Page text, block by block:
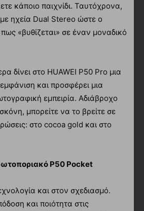
κάποιο παιχνίδι. Ταυτόχρονα,
με ηχεία Dual Stereo ώστε ο
«βυθίζεται» σε έναν μοναδικό
δίνει στο HUAWEI P50 Pro μια
και προσφέρει μια
εμπειρία. Αδιάβροχο
μπορείτε να το βρείτε σε
στο cocoa gold και στο
P50 Pocket
και στον σχεδιασμό.
και ποιότητα στις